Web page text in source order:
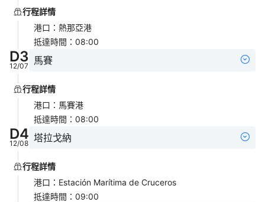
行程詳情
港口 ： 熱那亞港
抵達時間 ： 08:00
D3
12/07 馬賽
行程詳情
港口 ： 馬賽港
抵達時間 ： 08:00
D4
12/08 塔拉戈納
行程詳情
港口 ： Estación Marítima de Cruceros
抵達時間 ： 09:00